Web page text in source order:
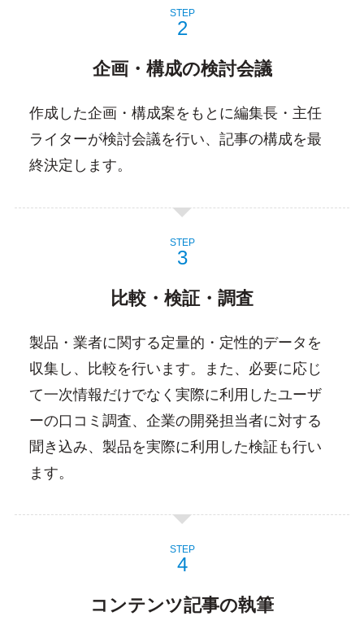
STEP
企画・構成の検討会議
作成した企画・構成案をもとに編集長・主任
ライターが検討会議を行い、記事の構成を最
終決定します。
STEP
比較・検証・調査
製品・業者に関する定量的・定性的データを
収集し、比較を行います。また、必要に応じ
て一次情報だけでなく実際に利用したユーザ
ーの口コミ調査、企業の開発担当者に対する
聞き込み、製品を実際に利用した検証も行い
ます。
STEP
コンテンツ記事の執筆